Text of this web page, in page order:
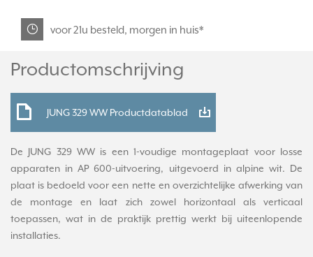
voor 21u besteld, morgen in huis*
Productomschrijving
JUNG 329 WW Productdatablad
De JUNG 329 WW is een 1-voudige montageplaat voor losse
apparaten in AP 600-uitvoering, uitgevoerd in alpine wit. De
plaat is bedoeld voor een nette en overzichtelijke afwerking van
de montage en laat zich zowel horizontaal als verticaal
toepassen, wat in de praktijk prettig werkt bij uiteenlopende
installaties.